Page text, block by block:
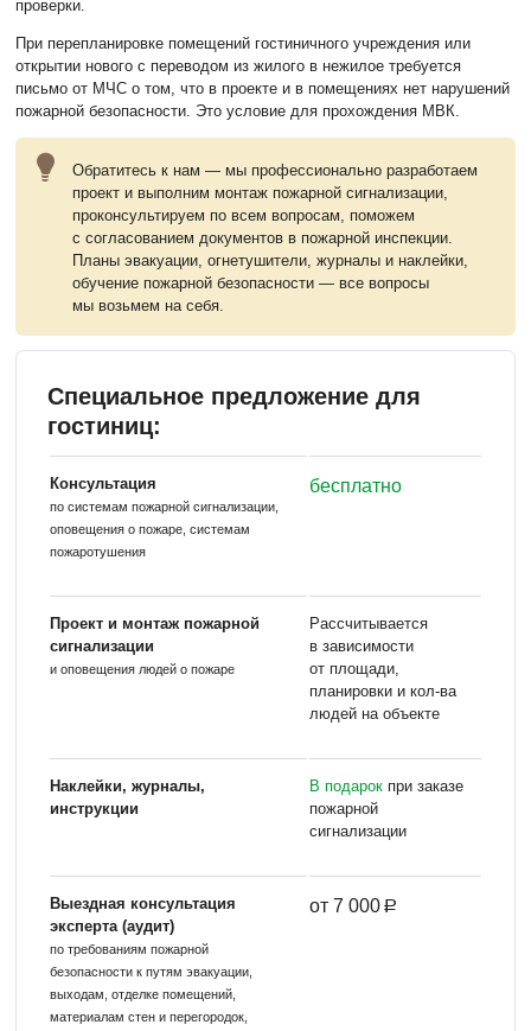
проверки.
При перепланировке помещений гостиничного учреждения или
открытии нового с переводом из жилого в нежилое требуется
письмо от МЧС о том, что в проекте и в помещениях нет нарушений
пожарной безопасности. Это условие для прохождения МВК.
Обратитесь к нам — мы профессионально разработаем
проект и выполним монтаж пожарной сигнализации,
проконсультируем по всем вопросам, поможем
с согласованием документов в пожарной инспекции.
Планы эвакуации, огнетушители, журналы и наклейки,
обучение пожарной безопасности — все вопросы
мы возьмем на себя.
Специальное предложение для
гостиниц:
Консультация
по системам пожарной сигнализации,
оповещения о пожаре, системам
пожаротушения
бесплатно
Проект и монтаж пожарной
сигнализации
и оповещения людей о пожаре
Рассчитывается
в зависимости
от площади,
планировки и кол-ва
людей на объекте
Наклейки, журналы,
инструкции
В подарок при заказе
пожарной
сигнализации
Выездная консультация
эксперта (аудит)
по требованиям пожарной
безопасности к путям эвакуации,
выходам, отделке помещений,
материалам стен и перегородок,
от 7 000